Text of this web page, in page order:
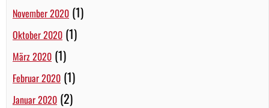
November 2020 (1)
Oktober 2020 (1)
März 2020 (1)
Februar 2020 (1)
Januar 2020 (2)